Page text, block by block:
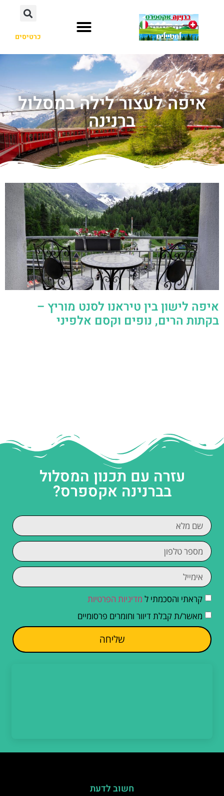
כרטיסים
איפה לעצור לילה במסלול
ברנינה
איפה לישון בין טיראנו לסנט מוריץ –
בקתות הרים, נופים וקסם אלפיני
עזרה עם תכנון המסלול
בברנינה אקספרס?
קראתי והסכמתי ל מדיניות הפרטיות
מאשר/ת קבלת דיוור וחומרים פרסומיים
שליחה
חשוב לדעת